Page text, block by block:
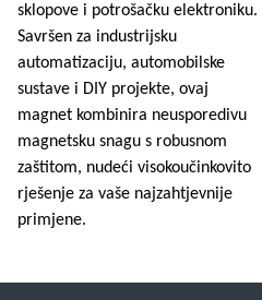
sklopove i potrošačku elektroniku.
Savršen za industrijsku
automatizaciju, automobilske
sustave i DIY projekte, ovaj
magnet kombinira neusporedivu
magnetsku snagu s robusnom
zaštitom, nudeći visokoučinkovito
rješenje za vaše najzahtjevnije
primjene.